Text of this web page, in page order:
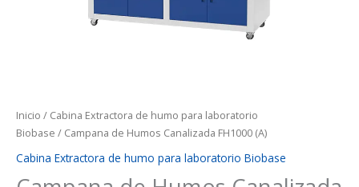
Inicio / Cabina Extractora de humo para laboratorio
Biobase / Campana de Humos Canalizada FH1000 (A)
Cabina Extractora de humo para laboratorio Biobase